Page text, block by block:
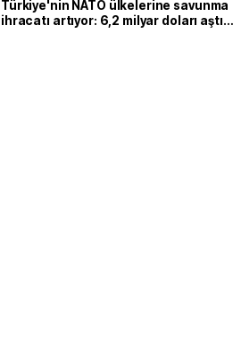
Türkiye'nin NATO ülkelerine savunma
ihracatı artıyor: 6,2 milyar doları aştı